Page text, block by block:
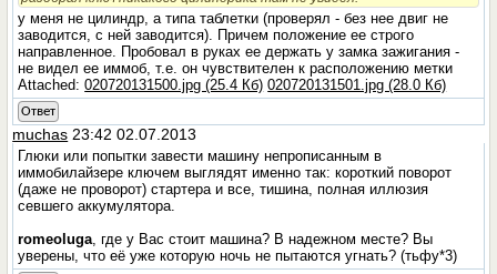
у меня не цилиндр, а типа таблетки (проверял - без нее двиг не
заводится, с ней заводится). Причем положение ее строго
направленное. Пробовал в руках ее держать у замка зажигания -
не видел ее иммоб, т.е. он чувствителен к расположению метки
Attached:020720131500.jpg (25.4 Кб) 020720131501.jpg (28.0 Кб)
Ответ
muchas 23:42 02.07.2013
Глюки или попытки завести машину непрописанным в
иммобилайзере ключем выглядят именно так: короткий поворот
(даже не проворот) стартера и все, тишина, полная иллюзия
севшего аккумулятора.
romeoluga, где у Вас стоит машина? В надежном месте? Вы
уверены, что её уже которую ночь не пытаются угнать? (тьфу*3)